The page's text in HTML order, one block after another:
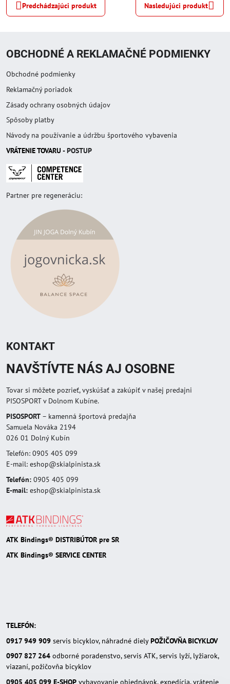
Predchádzajúci produkt Nasledujúci produkt
OBCHODNÉ A REKLAMAČNÉ PODMIENKY
Obchodné podmienky
Reklamačný poriadok
Zásady ochrany osobných údajov
Spôsoby platby
Návody na používanie a údržbu športového vybavenia
VRÁTENIE TOVARU - POSTUP
Partner pre regeneráciu:
KONTAKT
NAVŠTÍVTE NÁS AJ OSOBNE
Tovar si môžete pozrieť, vyskúšať a zakúpiť v našej predajni
PISOSPORT v Dolnom Kubíne.
PISOSPORT – kamenná športová predajňa
Samuela Nováka 2194
026 01 Dolný Kubín
Telefón: 0905 405 099
E-mail: eshop@skialpinista.sk
Telefón: 0905 405 099
E-mail: eshop@skialpinista.sk
ATK Bindings® DISTRIBÚTOR pre SR
ATK Bindings® SERVICE CENTER
TELEFÓN:
0917 949 909 servis bicyklov, náhradné dielyPOŽIČOVŇA BICYKLOV
0907 827 264 odborné poradenstvo, servis ATK, servis lyží, lyžiarok,
viazaní, požičovňa bicyklov
0905 405 099 E-SHOP vybavovanie objednávok, expedícia, vrátenie